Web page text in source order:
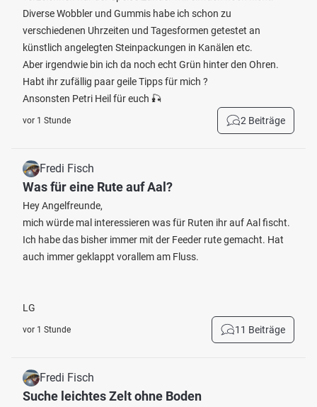
Diverse Wobbler und Gummis habe ich schon zu
verschiedenen Uhrzeiten und Tagesformen getestet an
künstlich angelegten Steinpackungen in Kanälen etc.
Aber irgendwie bin ich da noch echt Grün hinter den Ohren.
Habt ihr zufällig paar geile Tipps für mich ?
Ansonsten Petri Heil für euch 🎣
vor 1 Stunde 2 Beiträge
Fredi Fisch
Was für eine Rute auf Aal?
Hey Angelfreunde,
mich würde mal interessieren was für Ruten ihr auf Aal fischt.
Ich habe das bisher immer mit der Feeder rute gemacht. Hat
auch immer geklappt vorallem am Fluss.
LG
vor 1 Stunde 11 Beiträge
Fredi Fisch
Suche leichtes Zelt ohne Boden